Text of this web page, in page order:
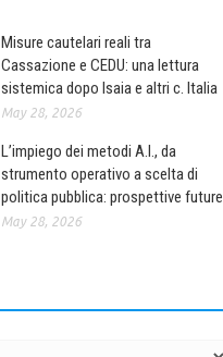
Misure cautelari reali tra
Cassazione e CEDU: una lettura
sistemica dopo Isaia e altri c. Italia
May 28, 2026
L’impiego dei metodi A.I., da
strumento operativo a scelta di
politica pubblica: prospettive future
May 28, 2026